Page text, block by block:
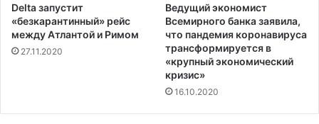
Delta запустит
«безкарантинный» рейс
между Атлантой и Римом
27.11.2020
Ведущий экономист
Всемирного банка заявила,
что пандемия коронавируса
трансформируется в
«крупный экономический
кризис»
16.10.2020